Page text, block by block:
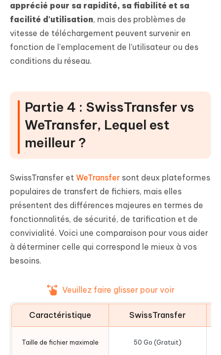
apprécié pour sa rapidité, sa fiabilité et sa
facilité d'utilisation, mais des problèmes de
vitesse de téléchargement peuvent survenir en
fonction de l'emplacement de l'utilisateur ou des
conditions du réseau.
Partie 4 : SwissTransfer vs
WeTransfer, Lequel est
meilleur ?
SwissTransfer et WeTransfer sont deux plateformes
populaires de transfert de fichiers, mais elles
présentent des différences majeures en termes de
fonctionnalités, de sécurité, de tarification et de
convivialité. Voici une comparaison pour vous aider
à déterminer celle qui correspond le mieux à vos
besoins.
Veuillez faire glisser pour voir
Caractéristique SwissTransfer
Taille de fichier maximale 50 Go (Gratuit)